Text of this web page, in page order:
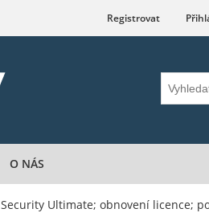
Registrovat
O NÁS
Security Ultimate; obnovení licence;